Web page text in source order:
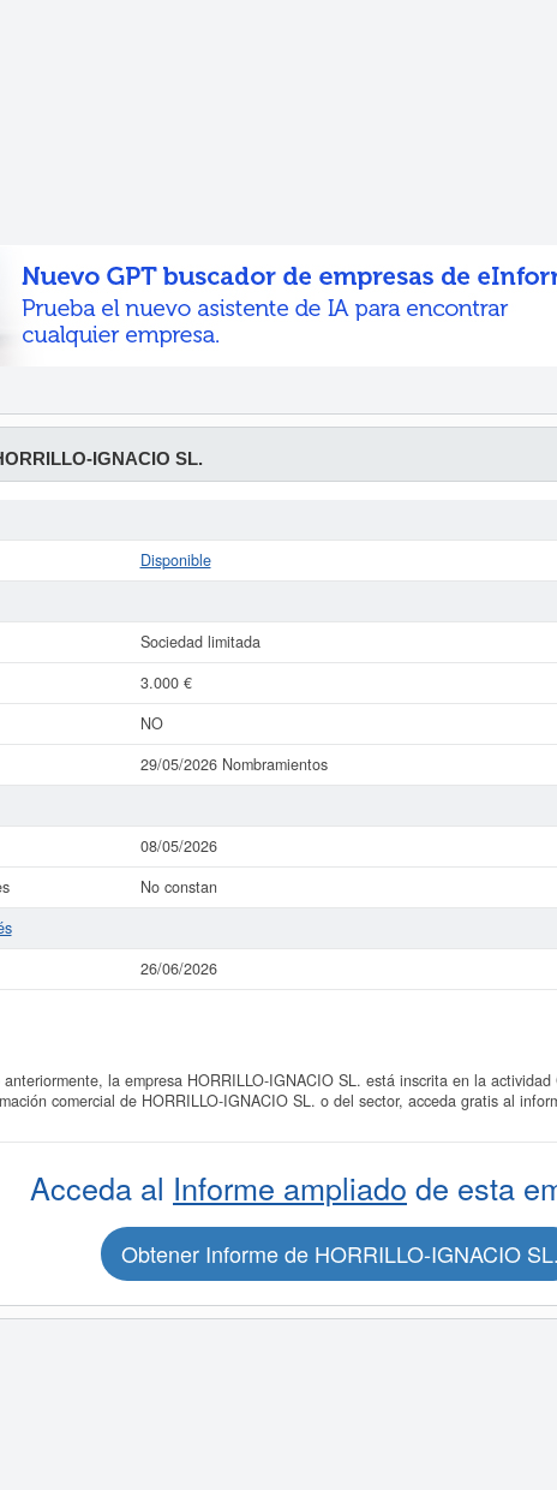
IGNACIO SL.
Disponible
Sociedad limitada
3.000 €
NO
29/05/2026 Nombramientos
08/05/2026
No constan
26/06/2026
la empresa HORRILLO-IGNACIO SL. está inscrita en la
comercial de HORRILLO-IGNACIO SL. o del sector, acceda gratis al
Acceda al Informe ampliado de esta
Obtener Informe de HORRILLO-IGNACIO SL.